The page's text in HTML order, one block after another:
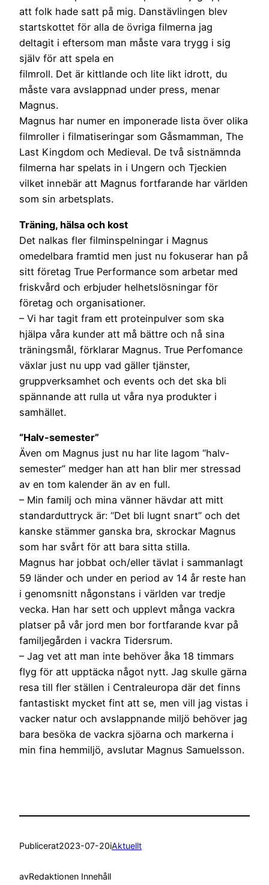
att folk hade satt på mig. Danstävlingen blev
startskottet för alla de övriga filmerna jag
deltagit i eftersom man måste vara trygg i sig
själv för att spela en
filmroll. Det är kittlande och lite likt idrott, du
måste vara avslappnad under press, menar
Magnus.
Magnus har numer en imponerade lista över olika
filmroller i filmatiseringar som Gåsmamman, The
Last Kingdom och Medieval. De två sistnämnda
filmerna har spelats in i Ungern och Tjeckien
vilket innebär att Magnus fortfarande har världen
som sin arbetsplats.
Träning, hälsa och kost
Det nalkas fler filminspelningar i Magnus
omedelbara framtid men just nu fokuserar han på
sitt företag True Performance som arbetar med
friskvård och erbjuder helhetslösningar för
företag och organisationer.
– Vi har tagit fram ett proteinpulver som ska
hjälpa våra kunder att må bättre och nå sina
träningsmål, förklarar Magnus. True Perfomance
växlar just nu upp vad gäller tjänster,
gruppverksamhet och events och det ska bli
spännande att rulla ut våra nya produkter i
samhället.
“Halv-semester”
Även om Magnus just nu har lite lagom “halv-
semester” medger han att han blir mer stressad
av en tom kalender än av en full.
– Min familj och mina vänner hävdar att mitt
standarduttryck är: “Det bli lugnt snart” och det
kanske stämmer ganska bra, skrockar Magnus
som har svårt för att bara sitta stilla.
Magnus har jobbat och/eller tävlat i sammanlagt
59 länder och under en period av 14 år reste han
i genomsnitt någonstans i världen var tredje
vecka. Han har sett och upplevt många vackra
platser på vår jord men bor fortfarande kvar på
familjegården i vackra Tidersrum.
– Jag vet att man inte behöver åka 18 timmars
flyg för att upptäcka något nytt. Jag skulle gärna
resa till fler ställen i Centraleuropa där det finns
fantastiskt mycket fint att se, men vill jag vistas i
vacker natur och avslappnande miljö behöver jag
bara besöka de vackra sjöarna och markerna i
min fina hemmiljö, avslutar Magnus Samuelsson.
Publicerat2023-07-20iAktuellt
avRedaktionen Innehåll